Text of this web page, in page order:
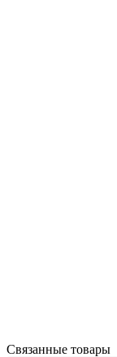
Связанные товары